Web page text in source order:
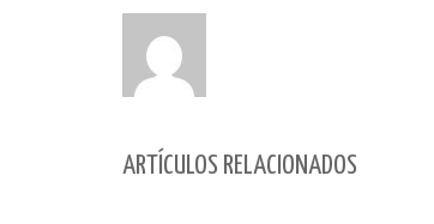
ARTÍCULOS RELACIONADOS